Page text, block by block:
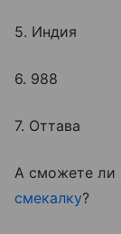
5. Индия
6. 988
7. Оттава
А сможете ли
смекалку?